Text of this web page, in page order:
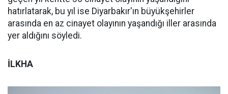
hatırlatarak, bu yıl ise Diyarbakır'ın büyükşehirler
arasında en az cinayet olayının yaşandığı iller arasında
yer aldığını söyledi.
İLKHA